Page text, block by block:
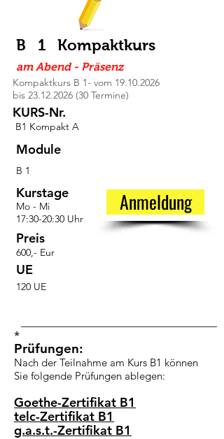
B 1 Kompaktkurs
am Abend - Präsenz
Kompaktkurs B 1- vom 19.10.2026
bis 23.12.2026 (30 Termine)
KURS-Nr.
B1 Kompakt A
Module
B 1
Kurstage
Preis
600,- Eur
Mo - Mi
17:30-20:30 Uhr
Anmeldung
UE
120 UE
*
Prüfungen:
Nach der Teilnahme am Kurs B1 können
Sie folgende Prüfungen ablegen:
Goethe-Zertifikat B1
telc-Zertifikat B1
g.a.s.t.-Zertifikat B1